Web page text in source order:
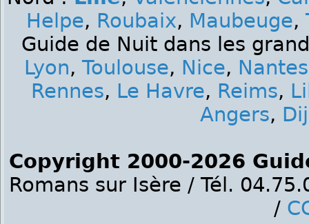
Helpe, Roubaix, Maubeuge,
Guide de Nuit dans les
Lyon, Toulouse, Nice, Nantes
Rennes, Le Havre, Reims,
Angers,
Copyright 2000-2026
Romans sur Isère / Tél.
/